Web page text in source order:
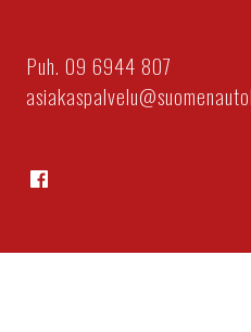
Puh. 09 6944 807